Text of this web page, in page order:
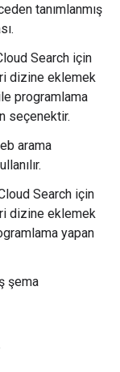
tanımlanmış
Search için
dizine eklemek
programlama
seçenektir.
arama
Search için
dizine eklemek
yapan
şema